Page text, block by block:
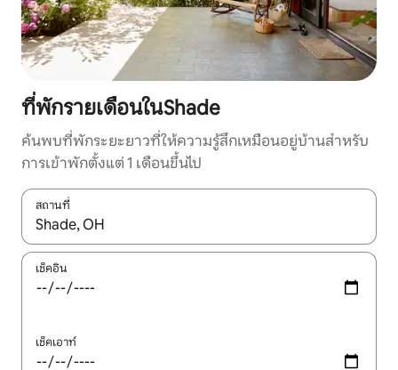
ที่พักรายเดือนในShade
ค้นพบที่พักระยะยาวที่ให้ความรู้สึกเหมือนอยู่บ้านสำหรับ
การเข้าพักตั้งแต่ 1 เดือนขึ้นไป
สถานที่
ใช้ลูกศรขึ้นลง หรือใช้การสัมผัสหรือปัด เพื่อสำรวจผลการค้นหา
เช็คอิน
เช็คเอาท์